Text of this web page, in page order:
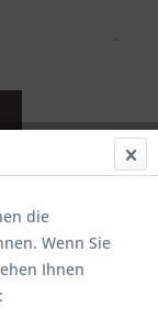
die
Wenn Sie
Ihnen